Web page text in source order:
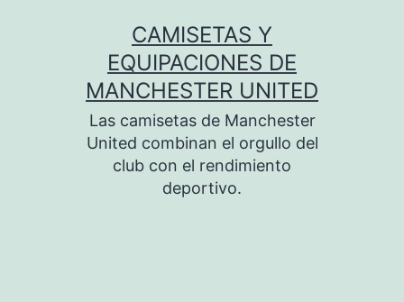
CAMISETAS Y
EQUIPACIONES DE
MANCHESTER UNITED
Las camisetas de Manchester
United combinan el orgullo del
club con el rendimiento
deportivo.